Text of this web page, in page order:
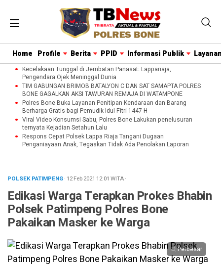
Home Profile Berita PPID Informasi Publik
Kecelakaan Tunggal di Jembatan PanasaE Lappariaja,
Pengendara Ojek Meninggal Dunia
TIM GABUNGAN BRIMOB BATALYON C DAN SAT SAMAPTA POLRES
BONE GAGALKAN AKSI TAWURAN REMAJA DI WATAMPONE
Polres Bone Buka Layanan Penitipan Kendaraan dan Barang
Berharga Gratis bagi Pemudik Idul Fitri 1447 H
Viral Video Konsumsi Sabu, Polres Bone Lakukan penelusuran
ternyata Kejadian Setahun Lalu
Respons Cepat Polsek Lappa Riaja Tangani Dugaan
Penganiayaan Anak, Tegaskan Tidak Ada Penolakan Laporan
POLSEK PATIMPENG· 12 Feb 2021 12:01 WITA·
Edikasi Warga Terapkan Prokes Bhabin
Polsek Patimpeng Polres Bone
Pakaikan Masker ke Warga
Perbesar